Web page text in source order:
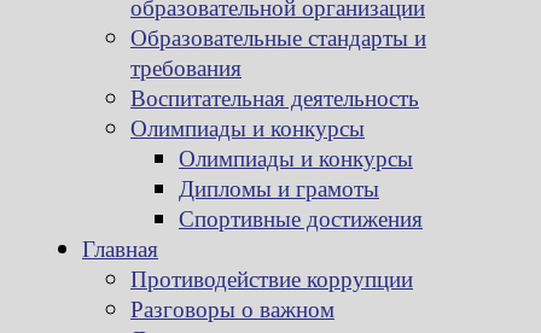
образовательной организации
Образовательные стандарты и
требования
Воспитательная деятельность
Олимпиады и конкурсы
Олимпиады и конкурсы
Дипломы и грамоты
Спортивные достижения
Главная
Противодействие коррупции
Разговоры о важном